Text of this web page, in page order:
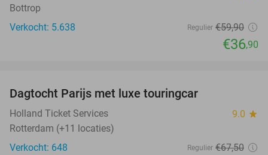
Bottrop
Verkocht: 5.638
Regulier €59,90
€36,90
Dagtocht Parijs met luxe touringcar
Holland Ticket Services 9.0 star
Rotterdam (+11 locaties)
Verkocht: 648
Regulier €67,50